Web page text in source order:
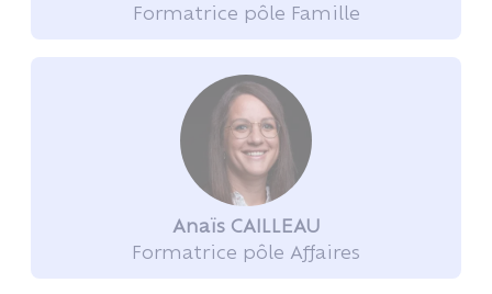
Formatrice pôle Famille
Anaïs CAILLEAU
Formatrice pôle Affaires